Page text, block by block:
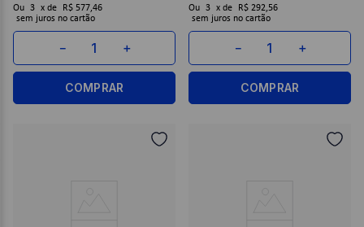
Ou 3 x de
R$ 577,46
sem juros
＋
－
COMPRAR
Ou 3 x de
R$ 292,56
sem juros
＋
－
COMPRAR